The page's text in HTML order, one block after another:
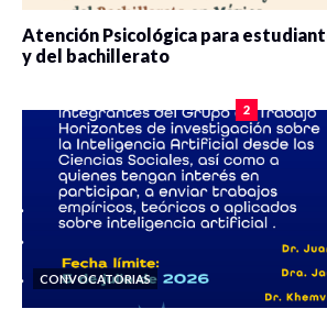
Atención Psicológica para
y del bachillerato
2
CONVOCATORIAS